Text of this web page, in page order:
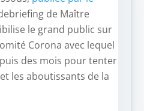
de Maître
le grand public sur
Corona avec lequel
des mois pour tenter
les aboutissants de la